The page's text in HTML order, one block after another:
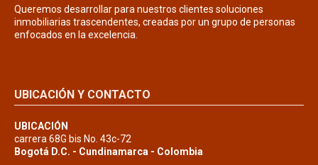
Queremos desarrollar para nuestros clientes soluciones
inmobiliarias trascendentes, creadas por un grupo de personas
enfocados en la excelencia.
UBICACIÓN Y CONTACTO
UBICACIÓN
carrera 68G bis No. 43c-72
Bogotá D.C. - Cundinamarca - Colombia